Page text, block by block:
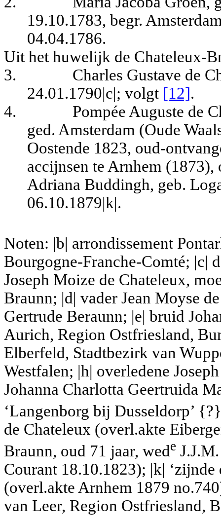
19.10.1783, begr.
04.04.1786.
Uit het huwelijk de Chateleux-
3.
Charles Gustave de
24.01.1790|c|; volgt [12].
4.
Pompée Auguste de
ged. Amsterdam (Oude
Oostende 1823, oud-
accijnsen te Arnhem
Adriana Buddingh, geb.
06.10.1879|k|.
Noten: |b| arrondissement
Bourgogne-Franche-Comté; |c|
Joseph Moize de Chateleux,
Braunn; |d| vader Jean Moyse
Gertrude Beraunn; |e| bruid
Aurich, Region Ostfriesland,
Elberfeld, Stadtbezirk van
Westfalen; |h| overledene
Johanna Charlotta Geertruida
‘Langenborg bij Dusseldorp’
de Chateleux (overl.akte
Braunn, oud 71 jaar, wede
Courant 18.10.1823); |k| ‘zijnde
(overl.akte Arnhem 1879
van Leer, Region Ostfriesland,